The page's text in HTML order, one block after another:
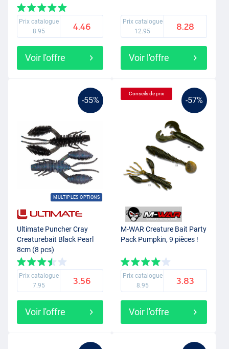
Prix catalogue
8.95
4.46
Voir l'offre
Prix catalogue
12.95
8.28
Voir l'offre
-55%
MULTIPLES OPTIONS
Ultimate Puncher Cray
Creaturebait Black Pearl
8cm (8 pcs)
Prix catalogue
7.95
3.56
Voir l'offre
-57%
Conseils de prix
M-WAR Creature Bait Party
Pack Pumpkin, 9 pièces !
Prix catalogue
8.95
3.83
Voir l'offre